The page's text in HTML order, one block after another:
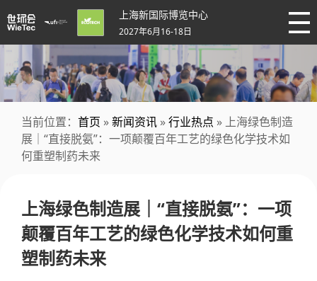
上海新国际博览中心
2027年6月16-18日
当前位置： 首页 »新闻资讯 »行业热点 » 上海绿色制造
展｜“直接脱氨”：一项颠覆百年工艺的绿色化学技术如
何重塑制药未来
上海绿色制造展｜“直接脱氨”：一项
颠覆百年工艺的绿色化学技术如何重
塑制药未来